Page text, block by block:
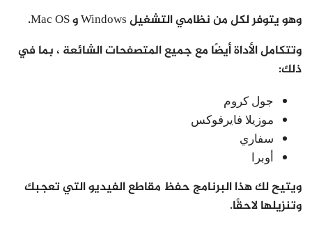
وهو يتوفر لكل من نظامي التشغيل Windows و Mac OS.
وتتكامل الأداة أيضًا مع جميع المتصفحات الشائعة ، بما في
ذلك:
جول كروم
موزيلا فايرفوكس
سفاري
أوبرا
ويتيح لك هذا البرنامج حفظ مقاطع الفيديو التي تعجبك
وتنزيلها لاحقًا.